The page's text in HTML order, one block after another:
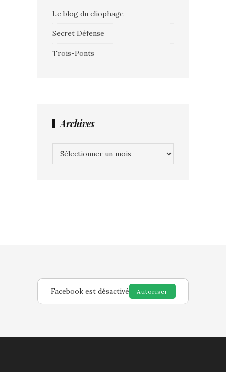
Le blog du cliophage
Secret Défense
Trois-Ponts
Archives
Facebook est désactivé Autoriser